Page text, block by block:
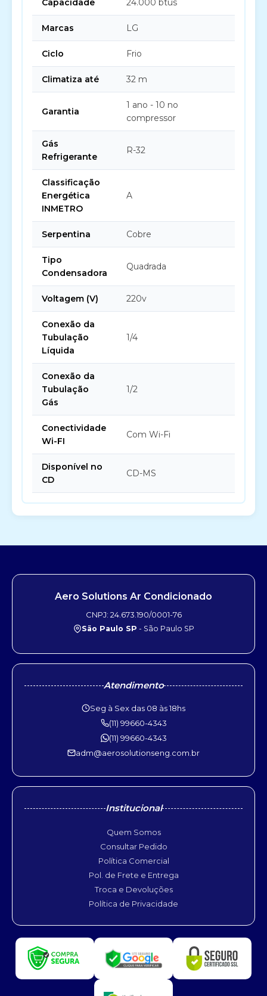
Capacidade 24.000 btus
Marcas LG
Ciclo Frio
Climatiza até 32 m
Garantia
1 ano - 10 no
compressor
Gás
Refrigerante
R-32
Classificação
Energética
INMETRO
A
Serpentina Cobre
Tipo
Condensadora
Quadrada
Voltagem (V) 220v
Conexão da
Tubulação
Líquida
1/4
Conexão da
Tubulação
Gás
1/2
Conectividade
Wi-FI
Com Wi-Fi
Disponível no
CD
CD-MS
Aero Solutions Ar Condicionado
CNPJ: 24.673.190/0001-76
São Paulo SP - São Paulo SP
Atendimento
Seg à Sex das 08 às 18hs
(11) 99660-4343
(11) 99660-4343
adm@aerosolutionseng.com.br
Institucional
Quem Somos
Consultar Pedido
Política Comercial
Pol. de Frete e Entrega
Troca e Devoluções
Política de Privacidade